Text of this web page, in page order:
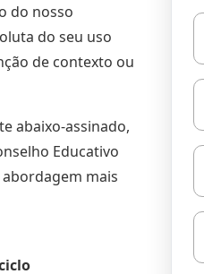
do nosso
do seu uso
de contexto ou
abaixo-assinado,
Educativo
mais